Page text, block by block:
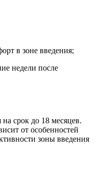
в зоне введения;
недели после
срок до 18 месяцев.
от особенностей
зоны введения